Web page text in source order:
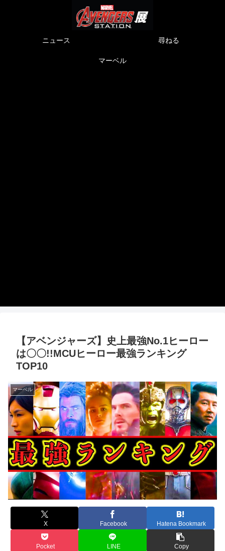
ニュース 尋ねる
マーベル
【アベンジャーズ】史上最強No.1ヒーロー
は〇〇!!MCUヒーロー最強ランキング
TOP10
マーベル
X Facebook Hatena Bookmark
Pocket LINE Copy